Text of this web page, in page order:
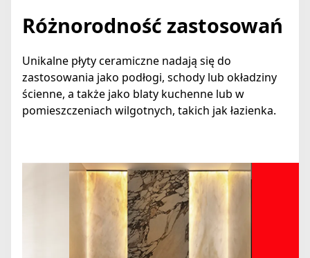
Różnorodność zastosowań
Unikalne płyty ceramiczne nadają się do
zastosowania jako podłogi, schody lub okładziny
ścienne, a także jako blaty kuchenne lub w
pomieszczeniach wilgotnych, takich jak łazienka.